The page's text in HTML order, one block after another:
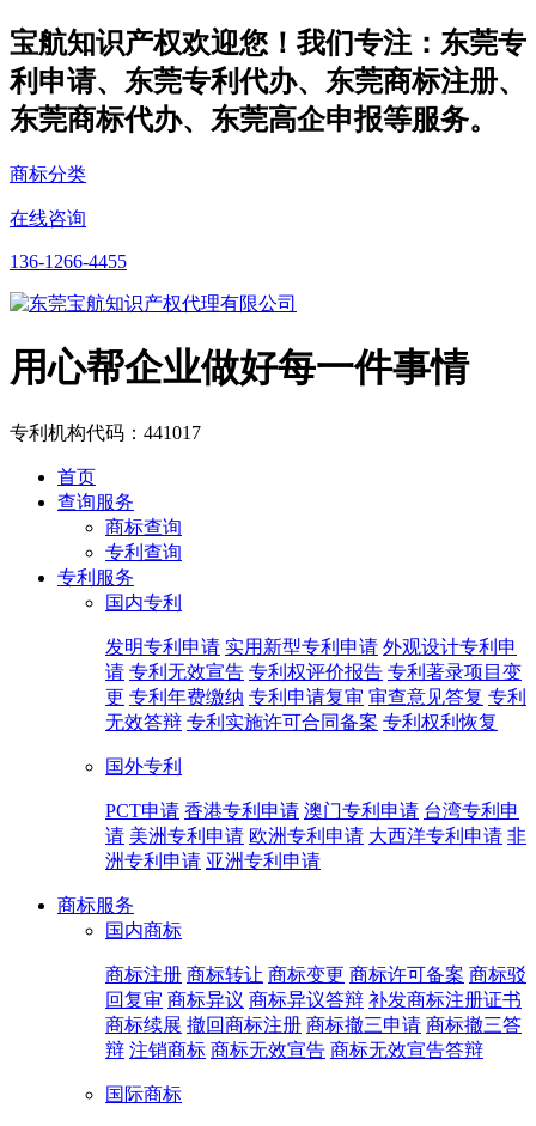
宝航知识产权欢迎您！我们专注：东莞专
利申请、东莞专利代办、东莞商标注册、
东莞商标代办、东莞高企申报等服务。
商标分类
在线咨询
136-1266-4455
用心帮企业做好每一件事情
专利机构代码：441017
首页
查询服务
商标查询
专利查询
专利服务
国内专利
发明专利申请 实用新型专利申请 外观设计专利申
请 专利无效宣告 专利权评价报告 专利著录项目变
更 专利年费缴纳 专利申请复审 审查意见答复 专利
无效答辩 专利实施许可合同备案 专利权利恢复
国外专利
PCT申请 香港专利申请 澳门专利申请 台湾专利申
请 美洲专利申请 欧洲专利申请 大西洋专利申请 非
洲专利申请 亚洲专利申请
商标服务
国内商标
商标注册 商标转让 商标变更 商标许可备案 商标驳
回复审 商标异议 商标异议答辩 补发商标注册证书
商标续展 撤回商标注册 商标撤三申请 商标撤三答
辩 注销商标 商标无效宣告 商标无效宣告答辩
国际商标